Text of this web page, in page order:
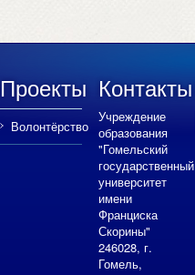
Проекты
Волонтёрство
Контакты
Учреждение
образования
"Гомельский
государственный
университет
имени
Франциска
Скорины"
246028, г.
Гомель,